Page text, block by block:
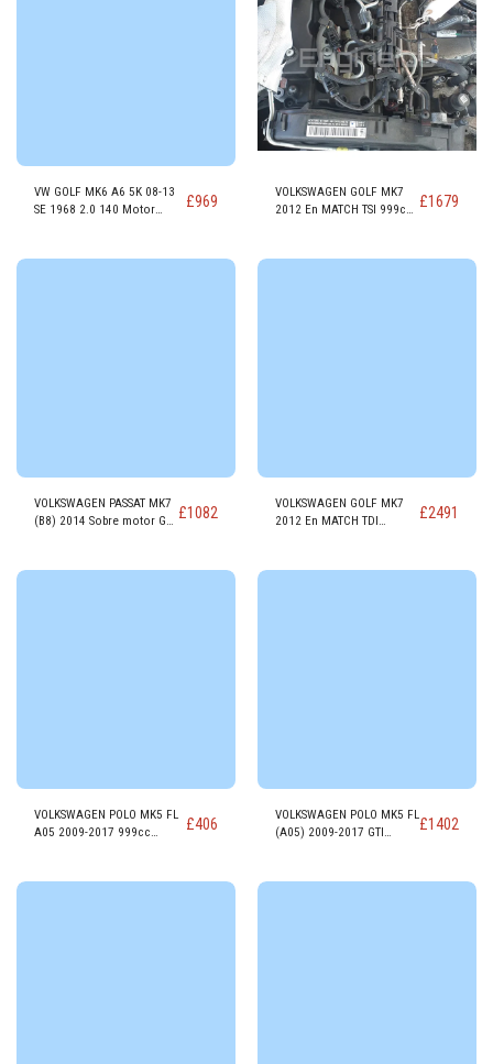
VW GOLF MK6 A6 5K 08-13
SE 1968 2.0 140 Motor
£969
VOLKSWAGEN GOLF MK7
2012 En MATCH TSI 999cc £1679
VOLKSWAGEN PASSAT MK7
(B8) 2014 Sobre motor GT
£1082
VOLKSWAGEN GOLF MK7
2012 En MATCH TDI
£2491
VOLKSWAGEN POLO MK5 FL
A05 2009-2017 999cc
£406
VOLKSWAGEN POLO MK5 FL
(A05) 2009-2017 GTI
£1402